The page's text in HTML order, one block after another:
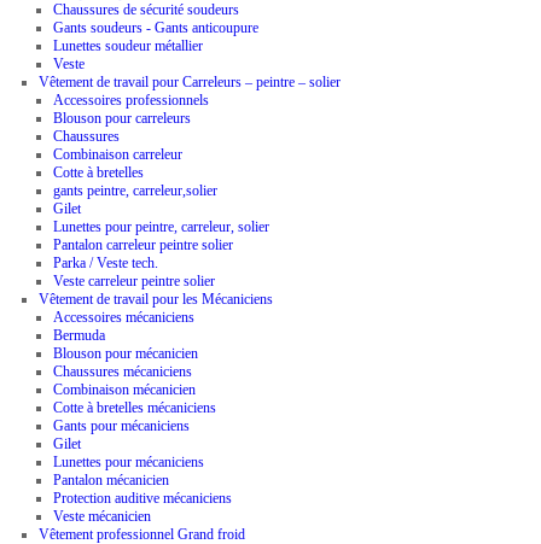
Chaussures de sécurité soudeurs
Gants soudeurs - Gants anticoupure
Lunettes soudeur métallier
Veste
Vêtement de travail pour Carreleurs – peintre – solier
Accessoires professionnels
Blouson pour carreleurs
Chaussures
Combinaison carreleur
Cotte à bretelles
gants peintre, carreleur,solier
Gilet
Lunettes pour peintre, carreleur, solier
Pantalon carreleur peintre solier
Parka / Veste tech.
Veste carreleur peintre solier
Vêtement de travail pour les Mécaniciens
Accessoires mécaniciens
Bermuda
Blouson pour mécanicien
Chaussures mécaniciens
Combinaison mécanicien
Cotte à bretelles mécaniciens
Gants pour mécaniciens
Gilet
Lunettes pour mécaniciens
Pantalon mécanicien
Protection auditive mécaniciens
Veste mécanicien
Vêtement professionnel Grand froid